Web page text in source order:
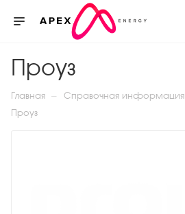
Проуз
Главная — Справочная информация
Проуз